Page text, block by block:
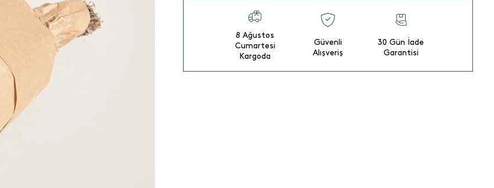
8 Ağustos
Cumartesi
Kargoda
Güvenli
Alışveriş
30 Gün İade
Garantisi